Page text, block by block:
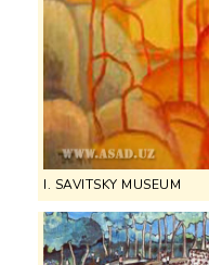
I. SAVITSKY MUSEUM